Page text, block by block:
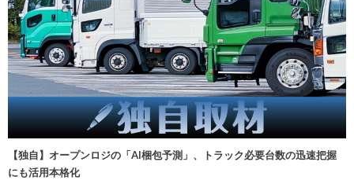
【独自】オープンロジの「AI梱包予測」、トラック必要台数の迅速把握
にも活用本格化